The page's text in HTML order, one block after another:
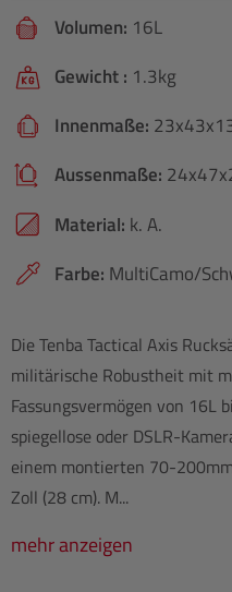
Volumen: 16L
Gewicht : 1.3kg
Innenmaße:
Aussenmaße:
Material: k. A.
Farbe: MultiCamo/
Die Tenba Tactical Axis
militärische Robustheit mit
Fassungsvermögen von 16L
spiegellose oder DSLR-
einem montierten 70-
Zoll (28 cm). M...
mehr anzeigen